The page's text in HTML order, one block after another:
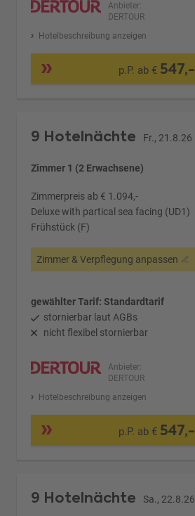
Anbieter:
DERTOUR
Hotelbeschreibung anzeigen
p.P. ab € 547,-
9 Hotelnächte Fr., 21.8.26
Zimmer 1 (2 Erwachsene)
Zimmerpreis ab € 1.094,-
Deluxe with partical sea facing (UD1)
Frühstück (F)
Zimmer & Verpflegung anpassen
gewählter Tarif: Standardtarif
stornierbar laut AGBs
nicht flexibel stornierbar
Anbieter:
DERTOUR
Hotelbeschreibung anzeigen
p.P. ab € 547,-
9 Hotelnächte Sa., 22.8.26